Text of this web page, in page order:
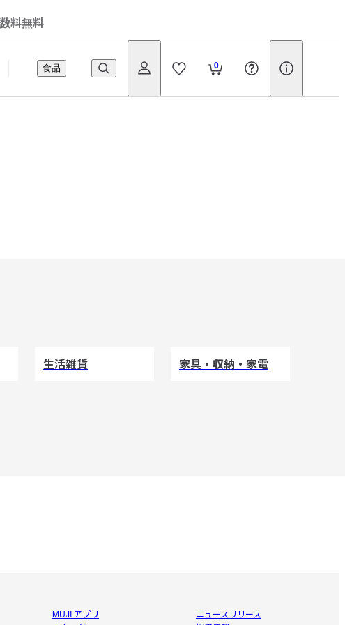
料無料
0
食品
生活雑貨 家具・収納・家電
MUJI アプリ
ニュースリリース